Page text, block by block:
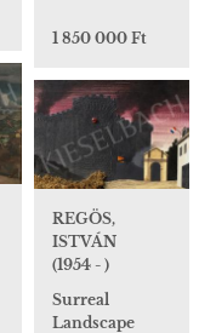
1 850 000 Ft
REGÖS,
ISTVÁN
(1954 - )
Surreal
Landscape